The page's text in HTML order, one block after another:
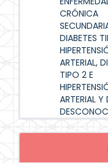
CRÓNICA
DIABETES
ARTERIAL,
TIPO 2 E
ARTERIAL Y